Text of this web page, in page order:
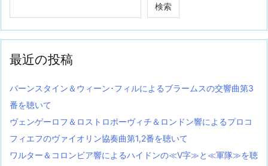
検索
最近の投稿
バーンスタイン＆ウィーン･フィルによるブラームスの交響曲第3
番を聴いて
ヴェンゲーロフ＆ロストロポーヴィチ＆ロンドン響によるプロコ
フィエフのヴァイオリン協奏曲第1,2番を聴いて
ワルター＆コロンビア響によるハイドンの≪V字≫と≪軍隊≫を聴